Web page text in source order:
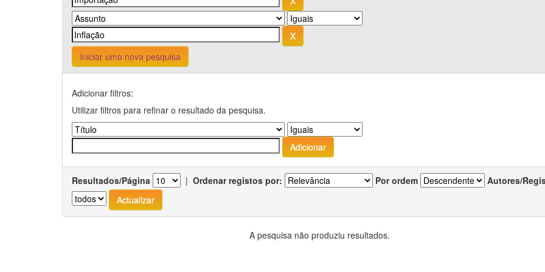
Iniciar uma nova pesquisa
Adicionar filtros:
Utilizar filtros para refinar o resultado da pesquisa.
Resultados/Página | Ordenar registos por: Por ordem Autores/
A pesquisa não produziu resultados.